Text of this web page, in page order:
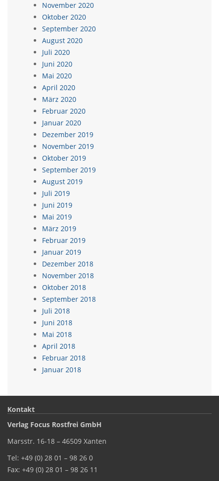
November 2020
Oktober 2020
September 2020
August 2020
Juli 2020
Juni 2020
Mai 2020
April 2020
März 2020
Februar 2020
Januar 2020
Dezember 2019
November 2019
Oktober 2019
September 2019
August 2019
Juli 2019
Juni 2019
Mai 2019
März 2019
Februar 2019
Januar 2019
Dezember 2018
November 2018
Oktober 2018
September 2018
Juli 2018
Juni 2018
Mai 2018
April 2018
Februar 2018
Januar 2018
Kontakt
Verlag Focus Rostfrei GmbH
Marsstr. 16-18 – 46509 Xanten
Tel: +49 (0) 28 01 – 98 26 0
Fax: +49 (0) 28 01 – 98 26 11